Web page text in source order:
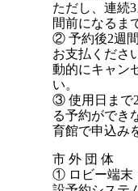
ただし、連続
間前になるま
② 予約後2週
お支払くださ
動的にキャン
い。
③ 使用日まで
る予約ができ
育館で申込み
市 外 団 体
① ロビー端末